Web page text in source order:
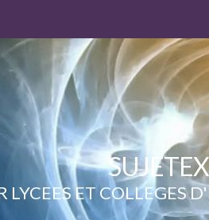
LYCEES ET COLLEGES